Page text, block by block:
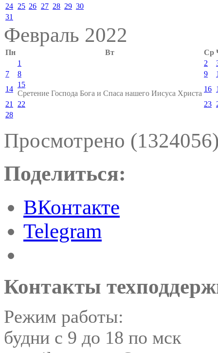
24 25 26 27 28 29 30
31
Февраль 2022
Пн Вт Ср
1
2
7
8 9
14
15
Сретение Господа Бога и Спаса нашего Иисуса Христа
16
21
22 23
28
Просмотрено
Поделиться:
ВКонтакте
Telegram
Контакты
Режим работы:
будни с 9 до 18 по мск